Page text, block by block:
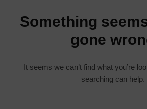
It seems we can’t find what you’re
searching can help.